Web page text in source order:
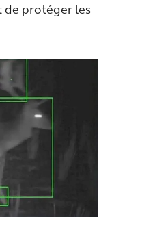
protéger les